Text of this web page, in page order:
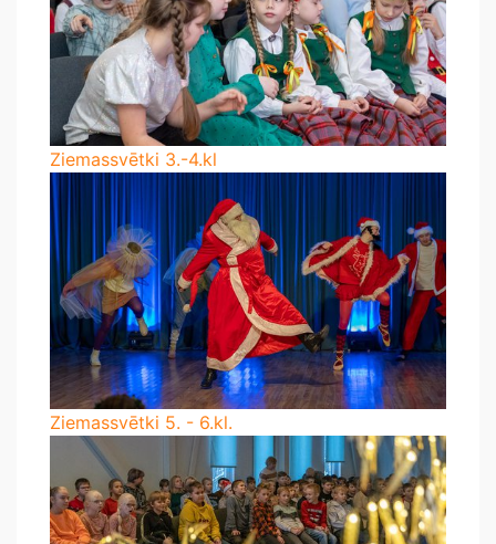
Ziemassvētki 3.-4.kl
Ziemassvētki 5. - 6.kl.